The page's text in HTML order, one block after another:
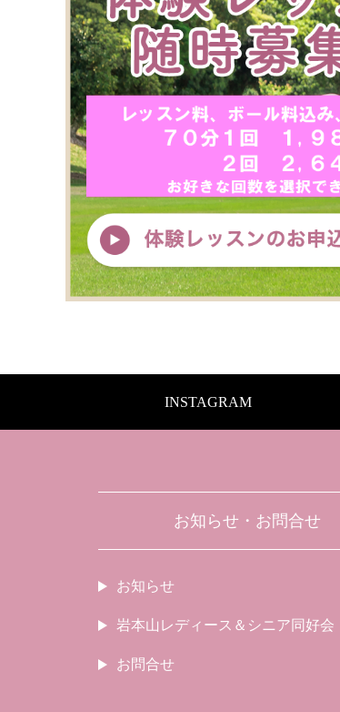
INSTAGRAM
お知らせ・お問合せ
お知らせ
岩本山レディース＆シニア同好会
お問合せ